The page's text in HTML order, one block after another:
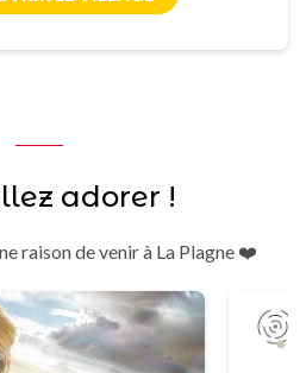
adorer !
raison de venir à La Plagne ❤️